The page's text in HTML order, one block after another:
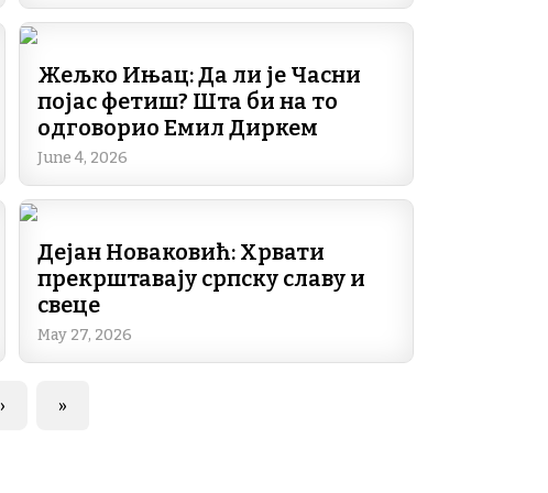
Жељко Ињац: Да ли је Часни
појас фетиш? Шта би на то
одговорио Емил Диркем
June 4, 2026
Дејан Новаковић: Хрвати
прекрштавају српску славу и
свеце
May 27, 2026
Next page
› Last page
»